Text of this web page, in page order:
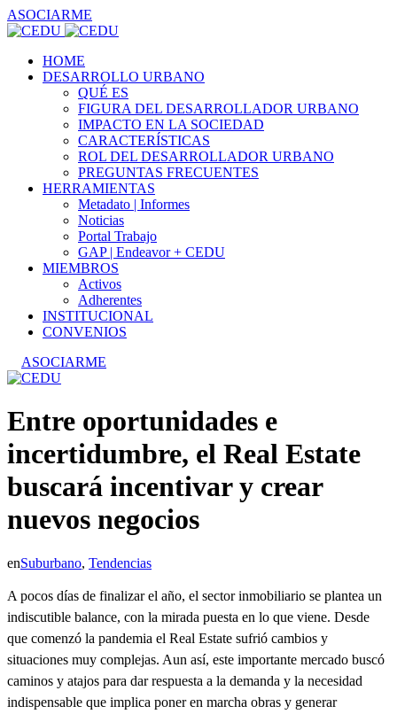
ASOCIARME
HOME
DESARROLLO URBANO
QUÉ ES
FIGURA DEL DESARROLLADOR URBANO
IMPACTO EN LA SOCIEDAD
CARACTERÍSTICAS
ROL DEL DESARROLLADOR URBANO
PREGUNTAS FRECUENTES
HERRAMIENTAS
Metadato | Informes
Noticias
Portal Trabajo
GAP | Endeavor + CEDU
MIEMBROS
Activos
Adherentes
INSTITUCIONAL
CONVENIOS
ASOCIARME
Entre oportunidades e
incertidumbre, el Real Estate
buscará incentivar y crear
nuevos negocios
enSuburbano, Tendencias
A pocos días de finalizar el año, el sector inmobiliario se plantea un
indiscutible balance, con la mirada puesta en lo que viene. Desde
que comenzó la pandemia el Real Estate sufrió cambios y
situaciones muy complejas. Aun así, este importante mercado buscó
caminos y atajos para dar respuesta a la demanda y la necesidad
indispensable que implica poner en marcha obras y generar